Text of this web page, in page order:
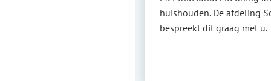
huishouden. De afdeling
bespreekt dit graag met u.